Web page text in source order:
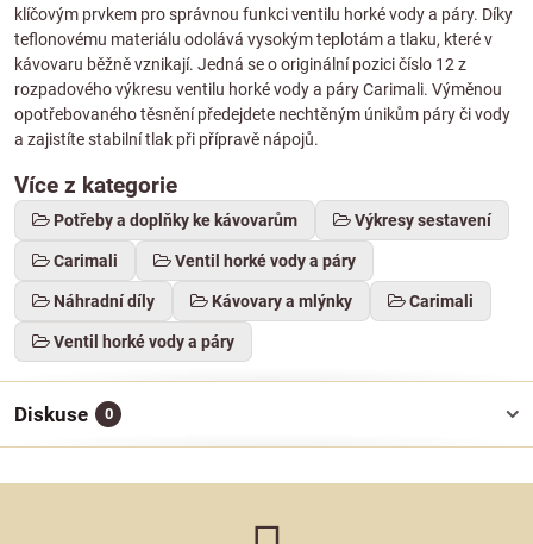
klíčovým prvkem pro správnou funkci ventilu horké vody a páry. Díky
teflonovému materiálu odolává vysokým teplotám a tlaku, které v
kávovaru běžně vznikají. Jedná se o originální pozici číslo 12 z
rozpadového výkresu ventilu horké vody a páry Carimali. Výměnou
opotřebovaného těsnění předejdete nechtěným únikům páry či vody
a zajistíte stabilní tlak při přípravě nápojů.
Více z kategorie
Potřeby a doplňky ke kávovarům Výkresy sestavení
Carimali Ventil horké vody a páry
Náhradní díly Kávovary a mlýnky Carimali
Ventil horké vody a páry
Diskuse 0